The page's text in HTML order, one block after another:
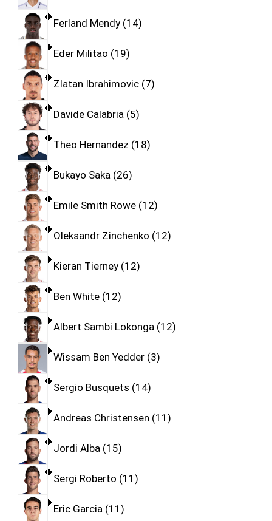
Ferland Mendy 14
Eder Militao 19
Zlatan Ibrahimovic 7
Davide Calabria 5
Theo Hernandez 18
Bukayo Saka 26
Emile Smith Rowe 12
Oleksandr Zinchenko 12
Kieran Tierney 12
Ben White 12
Albert Sambi Lokonga 12
Wissam Ben Yedder 3
Sergio Busquets 14
Andreas Christensen 11
Jordi Alba 15
Sergi Roberto 11
Eric Garcia 11